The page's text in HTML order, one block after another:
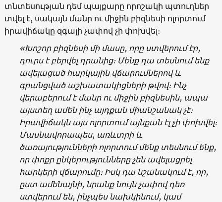
տնտեսության դեմ պայքարը որոշակի պտուղներ
տվել է, սակայն մանր ու միջին բիզնեսի ոլորտում
իրավիճակը զգալի չափով չի փոխվել։
«Խոշոր բիզնեսի մի մասը, որը ստվերում էր,
դուրս է բերվել դրանից։ Մենք դա տեսնում ենք
ավելացած հարկային վճարումներով և
գրանցված աշխատակիցների թվով։ Ինչ
վերաբերում է մանր ու միջին բիզնեսին, ապա
այստեղ ամեն ինչ այդքան միանշանակ չէ։
Իրավիճակն այս ոլորտում այնքան էլ չի փոխվել։
Մասնավորապես, առևտրի և
ծառայությունների ոլորտում մենք տեսնում ենք,
որ փոքր ընկերությունները չեն ավելացրել
հարկերի վճարումը։ Իսկ դա նշանակում է, որ,
ըստ ամենայնի, նրանք նույն չափով դեռ
ստվերում են, ինչպես նախկինում, կամ